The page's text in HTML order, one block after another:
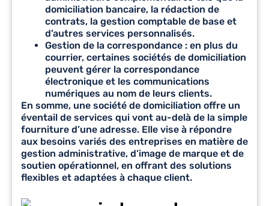
domiciliation bancaire, la rédaction de
contrats, la gestion comptable de base et
d’autres services personnalisés.
Gestion de la correspondance : en plus du
courrier, certaines sociétés de domiciliation
peuvent gérer la correspondance
électronique et les communications
numériques au nom de leurs clients.
En somme, une société de domiciliation offre un
éventail de services qui vont au-delà de la simple
fourniture d’une adresse. Elle vise à répondre
aux besoins variés des entreprises en matière de
gestion administrative, d’image de marque et de
soutien opérationnel, en offrant des solutions
flexibles et adaptées à chaque client.